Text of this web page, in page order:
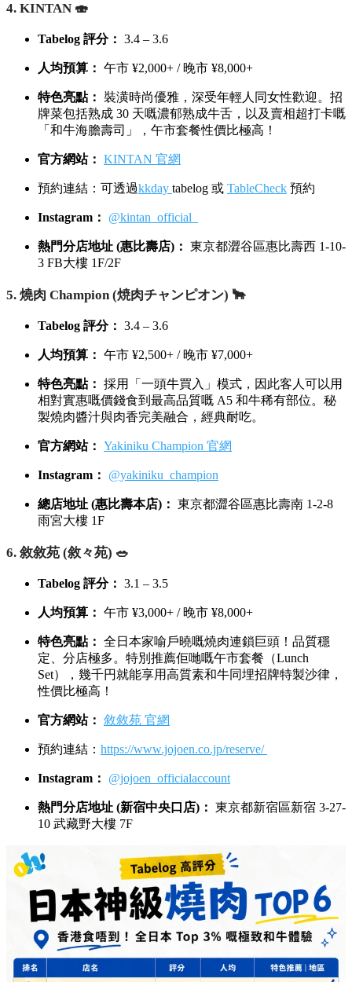
4. KINTAN 🍣
Tabelog 評分： 3.4 – 3.6
人均預算： 午市 ¥2,000+ / 晚市 ¥8,000+
特色亮點：
裝潢時尚優雅，深受年輕人同女性歡迎。招
牌菜包括熟成 30 天嘅濃郁熟成牛舌，以及賣相超打卡嘅
「和牛海膽壽司」，午市套餐性價比極高！
官方網站： KINTAN 官網
預約連結：可透過kkday tabelog 或 TableCheck 預約
Instagram： @kintan_official_
熱門分店地址 (惠比壽店)： 東京都澀谷區惠比壽西 1-10-
3 FB大樓 1F/2F
5. 燒肉 Champion (焼肉チャンピオン) 🐂
Tabelog 評分： 3.4 – 3.6
人均預算： 午市 ¥2,500+ / 晚市 ¥7,000+
特色亮點： 採用「一頭牛買入」模式，因此客人可以用
相對實惠嘅價錢食到最高品質嘅 A5 和牛稀有部位。秘
製燒肉醬汁與肉香完美融合，經典耐吃。
官方網站： Yakiniku Champion 官網
Instagram： @yakiniku_champion
總店地址 (惠比壽本店)： 東京都澀谷區惠比壽南 1-2-8
雨宮大樓 1F
6. 敘敘苑 (敘々苑) 🥗
Tabelog 評分： 3.1 – 3.5
人均預算： 午市 ¥3,000+ / 晚市 ¥8,000+
特色亮點： 全日本家喻戶曉嘅燒肉連鎖巨頭！品質穩
定、分店極多。特別推薦佢哋嘅午市套餐（Lunch
Set），幾千円就能享用高質素和牛同埋招牌特製沙律，
性價比極高！
官方網站： 敘敘苑 官網
預約連結： https://www.jojoen.co.jp/reserve/
Instagram： @jojoen_officialaccount
熱門分店地址 (新宿中央口店)： 東京都新宿區新宿 3-27-
10 武藏野大樓 7F